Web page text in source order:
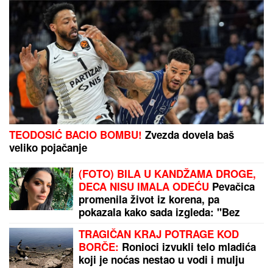
TEODOSIĆ BACIO BOMBU! Zvezda dovela baš
veliko pojačanje
(FOTO) BILA U KANDŽAMA DROGE,
DECA NISU IMALA ODEĆU Pevačica
promenila život iz korena, pa
pokazala kako sada izgleda: "Bez
TRAGIČAN KRAJ POTRAGE KOD
BORČE: Ronioci izvukli telo mladića
koji je noćas nestao u vodi i mulju